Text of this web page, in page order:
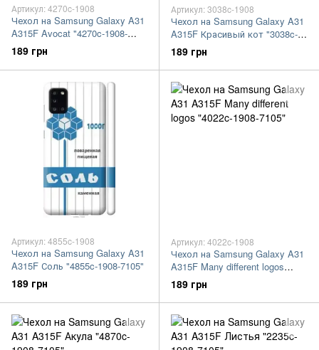
Артикул: 4270c-1908
Чехол на Samsung Galaxy A31
A315F Avocat "4270c-1908-
7105"
189 грн
Артикул: 3038c-1908
Чехол на Samsung Galaxy A31
A315F Красивый кот "3038c-
1908-7105"
189 грн
Артикул: 4855c-1908
Чехол на Samsung Galaxy A31
A315F Соль "4855c-1908-7105"
189 грн
Артикул: 4022c-1908
Чехол на Samsung Galaxy A31
A315F Many different logos
"4022c-1908-7105"
189 грн